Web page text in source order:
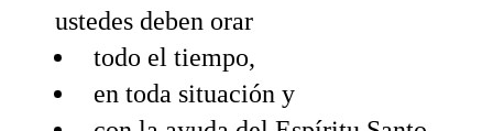
ustedes deben orar
todo el tiempo,
en toda situación y